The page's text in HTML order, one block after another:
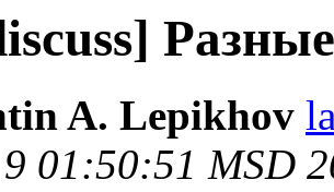
A. Lepikhov
01:50:51 MSD